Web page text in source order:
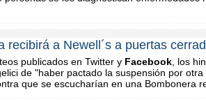
recibirá a Newell´s a puertas
publicados en Twitter y Facebook , los
de "haber pactado la suspensión por
que se escucharían en una Bombonera